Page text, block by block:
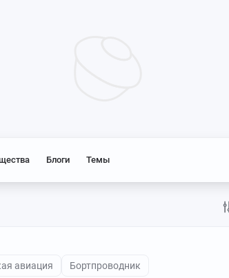
Блоги Темы
авиация
Бортпроводник